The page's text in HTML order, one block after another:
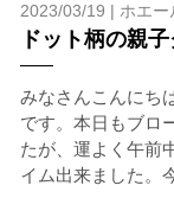
2023/03/19 | ホエー
ドット柄の親
みなさんこんにち
です。本日もブロ
たが、運よく午前
イム出来ました。
承諾しまし
危険の告知
ホエールスイム
ングに伴う危険